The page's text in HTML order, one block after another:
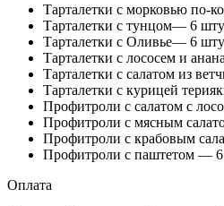
Тарталетки с морковью по-
Тарталетки с тунцом— 6
Тарталетки с Оливье— 6
Тарталетки с лососем и
Тарталетки с салатом из
Тарталетки с курицей
Профитроли с салатом с
Профитроли с мясным
Профитроли с крабовым
Профитроли с паштетом —
Оплата